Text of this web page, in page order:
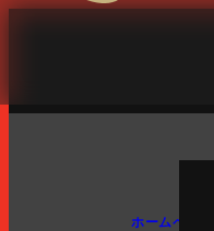
英語
ホームページ